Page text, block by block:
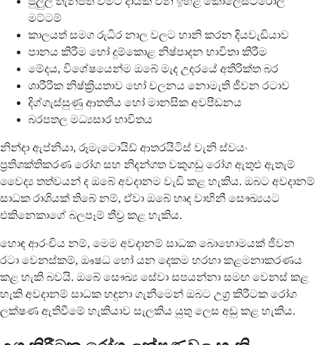
මට්ටම්
කාලයත් සමග රුධිර නාල වලට හානි කරන දියවැඩියාව
පානය කිරීම හෝ දුම්කොළ නිෂ්පාදන භාවිතා කිරීම
මේදය, විශේෂයෙන්ම ඔබේ මැද උදරයේ අතිරික්ත බර
ශාරීරික නිෂ්ක්‍රියතාව හෝ චලනය නොමැති ජීවන රටාව
දිග්ගැස්සුණු ආතතිය හෝ මානසික අවපීඩනය
බරපතල මධ්‍යසාර භාවිතය
නින්දා ඇප්නියා, රූමැටොයිඩ් ආතරයිටිස් වැනි ස්වයං
ප්‍රතිශක්තිකරණ රෝග සහ නිදන්ගත වකුගඩු රෝග ඇතුළු ඇතැම්
වෛද්‍ය තත්වයන් ද ඔබේ අවදානම වැඩි කළ හැකිය. ඔබට අවදානම්
සාධක රාශියක් තිබේ නම්, ඒවා ඔබේ හෘද වාහිනී සෞඛ්‍යයට
එකිනෙකාගේ බලපෑම් තීව්‍ර කළ හැකිය.
හොඳ ආරංචිය නම්, මෙම අවදානම් සාධක බොහොමයක් ජීවන
රටා වෙනස්කම්, ඖෂධ හෝ යන දෙකම හරහා කළමනාකරණය
කළ හැකි බවයි. ඔබේ සෞඛ්‍ය සේවා සපයන්නා සමඟ වෙනස් කළ
හැකි අවදානම් සාධක හඳුනා ගැනීමෙන් ඔබට උග්‍ර කිරීටක රෝග
ලක්ෂණ ඇතිවීමේ හැකියාව සැලකිය යුතු ලෙස අඩු කළ හැකිය.